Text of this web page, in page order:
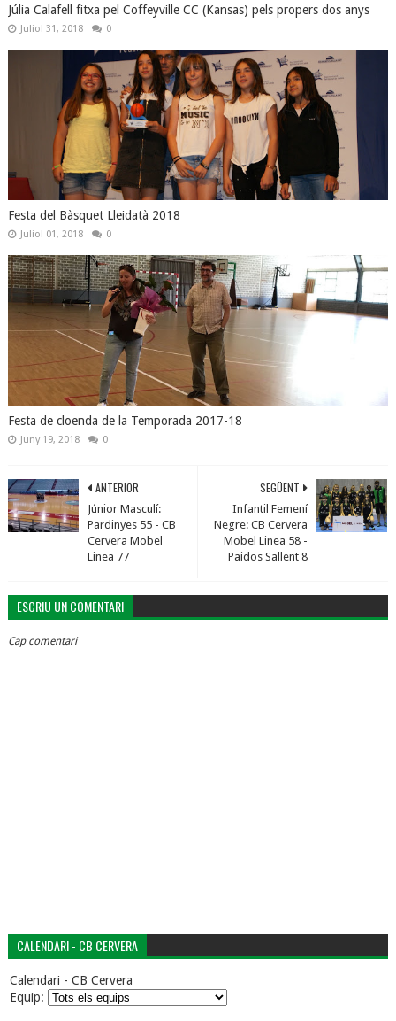
Júlia Calafell fitxa pel Coffeyville CC (Kansas) pels propers dos anys
Juliol 31, 2018 0
Festa del Bàsquet Lleidatà 2018
Juliol 01, 2018 0
Festa de cloenda de la Temporada 2017-18
Juny 19, 2018 0
SEGÜENT
Infantil Femení
Negre: CB Cervera
Mobel Linea 58 -
Paidos Sallent 8
ANTERIOR
Júnior Masculí:
Pardinyes 55 - CB
Cervera Mobel
Linea 77
ESCRIU UN COMENTARI
Cap comentari
CALENDARI - CB CERVERA
Calendari - CB Cervera
Equip: